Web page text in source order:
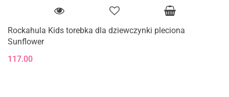
Rockahula Kids torebka dla dziewczynki pleciona
Sunflower
117.00